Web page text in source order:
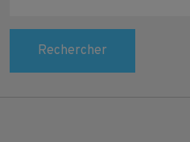
Rechercher